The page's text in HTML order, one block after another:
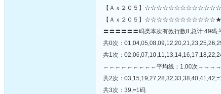
【Ａｘ２０５】
【Ａｘ２０５】
〓〓〓〓〓〓码类本次有效行数8;总计:49码
共0次：
共1次：
←←←←←←←←←平均线：1.00次
共2次：
共3次：39,=1码